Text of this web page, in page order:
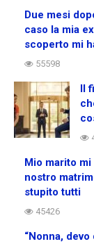
Due mesi
caso la mia
scoperto mi
55598
Il
Mio marito
nostro
stupito tutti
45426
“Nonna,